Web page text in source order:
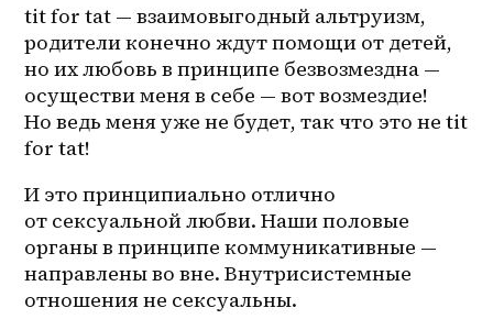
tit for tat — взаимовыгодный альтруизм,
родители конечно ждут помощи от детей,
но их любовь в принципе безвозмездна —
осуществи меня в себе — вот возмездие!
Но ведь меня уже не будет, так что это не tit
for tat!
И это принципиально отлично
от сексуальной любви. Наши половые
органы в принципе коммуникативные —
направлены во вне. Внутрисистемные
отношения не сексуальны.